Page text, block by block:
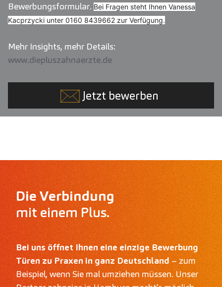
Bewerbungsformular. Bei Fragen steht Ihnen Vanessa
Kacprzycki unter 0160 8439662 zur Verfügung.
Mehr Insights, mehr Details:
www.diepluszahnaerzte.de
Jetzt bewerben
Die Verbindung
mit einem Plus.
Bei uns öffnet Ihnen eine einzige Bewerbung
Türen zu Praxen in ganz Deutschland – zum
Beispiel, wenn Sie mal umziehen müssen. Unser